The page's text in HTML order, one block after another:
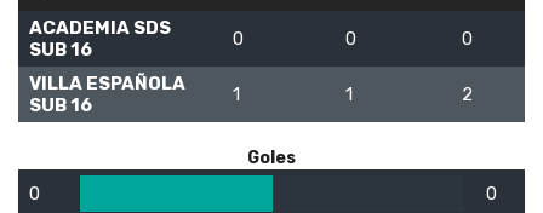
ACADEMIA SDS
SUB 16
0 0 0
VILLA ESPAÑOLA
SUB 16
1 1 2
Goles
0 0